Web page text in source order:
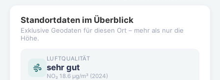
Standortdaten im Überblick
Exklusive Geodaten für diesen Ort – mehr als nur die
Höhe.
LUFTQUALITÄT
sehr gut
NO₂ 18.6 µg/m³ (2024)